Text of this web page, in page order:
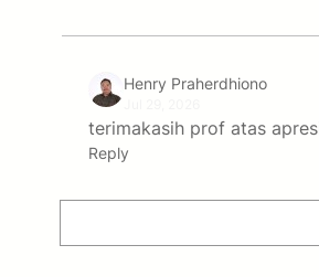
Henry Praherdhiono
terimakasih prof atas
Reply